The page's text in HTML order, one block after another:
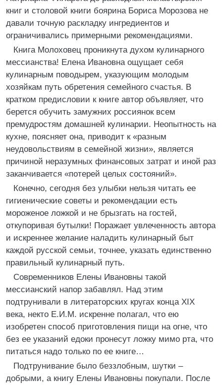
книг и столовой книги боярина Бориса Морозова не
давали точную раскладку ингредиентов и
ограничивались примерными рекомендациями.
Книга Молоховец проникнута духом кулинарного
мессианства! Елена Ивановна ощущает себя
кулинарным поводырем, указующим молодым
хозяйкам путь обретения семейного счастья. В
кратком предисловии к книге автор объявляет, что
берется обучить замужних россиянок всем
премудростям домашней кулинарии. Неопытность на
кухне, поясняет она, приводит к «разным
неудовольствиям в семейной жизни», является
причиной неразумных финансовых затрат и иной раз
заканчивается «потерей целых состояний».
Конечно, сегодня без улыбки нельзя читать ее
гигиенические советы и рекомендации есть
мороженое ложкой и не брызгать на гостей,
откупоривая бутылки! Поражает увлеченность автора
и искреннее желание наладить кулинарный быт
каждой русской семьи, точнее, указать единственно
правильный кулинарный путь.
Современников Елены Ивановны такой
мессианский напор забавлял. Над этим
подтрунивали в литераторских кругах конца XIX
века, некто Е.И.М. искренне полагал, что ею
изобретен способ приготовления пищи на огне, что
без ее указаний едоки пронесут ложку мимо рта, что
питаться надо только по ее книге…
Подтрунивание было беззлобным, шутки –
добрыми, а книгу Елены Ивановны покупали. После